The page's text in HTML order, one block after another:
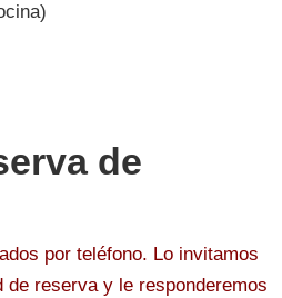
de
por teléfono. Lo invitamos
reserva y le responderemos